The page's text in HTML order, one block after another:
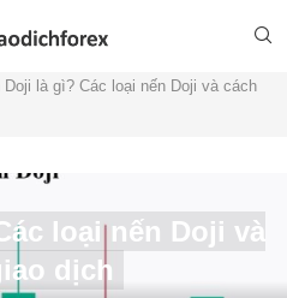
Doji là gì? Các loại nến Doji và cách
loại nến Doji và
dịch